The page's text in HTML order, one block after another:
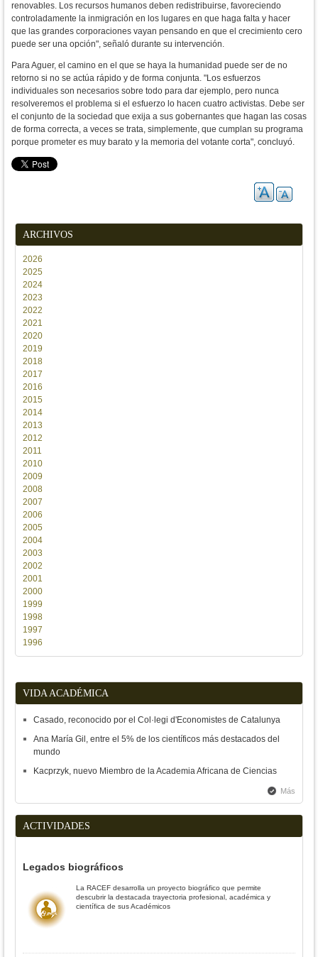
renovables. Los recursos humanos deben redistribuirse, favoreciendo
controladamente la inmigración en los lugares en que haga falta y hacer
que las grandes corporaciones vayan pensando en que el crecimiento cero
puede ser una opción", señaló durante su intervención.
Para Aguer, el camino en el que se haya la humanidad puede ser de no
retorno si no se actúa rápido y de forma conjunta. "Los esfuerzos
individuales son necesarios sobre todo para dar ejemplo, pero nunca
resolveremos el problema si el esfuerzo lo hacen cuatro activistas. Debe ser
el conjunto de la sociedad que exija a sus gobernantes que hagan las cosas
de forma correcta, a veces se trata, simplemente, que cumplan su programa
porque prometer es muy barato y la memoria del votante corta", concluyó.
ARCHIVOS
2026
2025
2024
2023
2022
2021
2020
2019
2018
2017
2016
2015
2014
2013
2012
2011
2010
2009
2008
2007
2006
2005
2004
2003
2002
2001
2000
1999
1998
1997
1996
VIDA ACADÉMICA
Casado, reconocido por el Col·legi d'Economistes de Catalunya
Ana María Gil, entre el 5% de los científicos más destacados del
mundo
Kacprzyk, nuevo Miembro de la Academia Africana de Ciencias
Más
ACTIVIDADES
Legados biográficos
La RACEF desarrolla un proyecto biográfico que permite
descubrir la destacada trayectoria profesional, académica y
científica de sus Académicos